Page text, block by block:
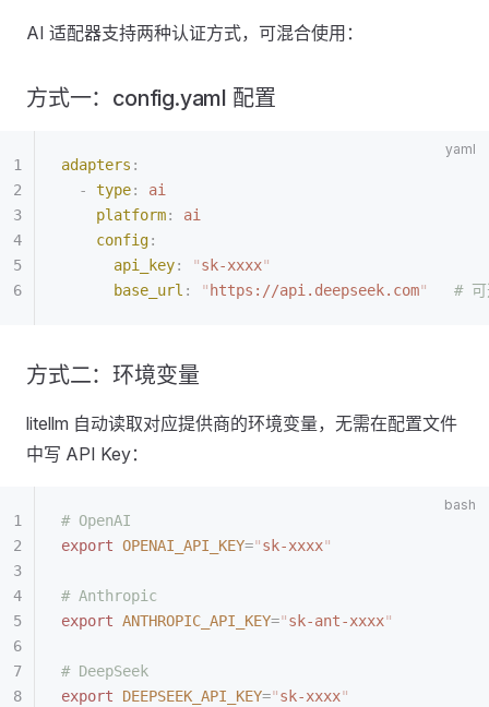
AI 适配器支持两种认证方式，可混合使用：
方式一：config.yaml 配置
adapters :
  -
type:
ai
    platform
:
ai
    config
:
      api_key
: "sk-xxxx"
      base_url
: " https://api.deepseek.com"
# 可
方式二：环境变量
litellm 自动读取对应提供商的环境变量，无需在配置文件
中写 API Key：
# OpenAI
export OPENAI_API_KEY="sk-xxxx"
# Anthropic
export ANTHROPIC_API_KEY="sk-ant-xxxx"
# DeepSeek
export DEEPSEEK_API_KEY="sk-xxxx"